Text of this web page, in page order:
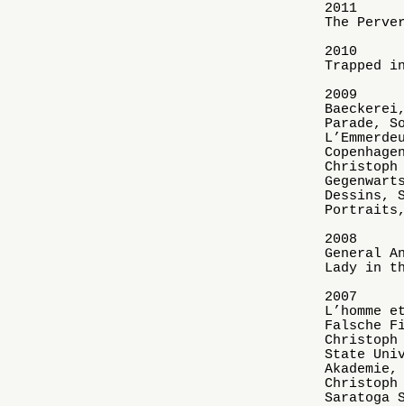
2011
The
2010
Trapped
2009
Parade,
Christoph
Dessins,
2008
General
Lady in
2007
Falsche
Christoph
State
Christoph
Saratoga